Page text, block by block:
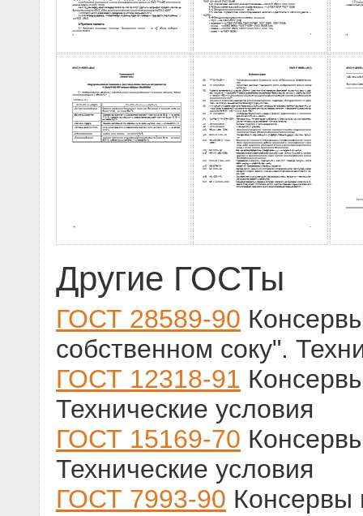
Другие ГОСТы
ГОСТ 28589-90
собственном соку".
ГОСТ 12318-91
Технические условия
ГОСТ 15169-70
Технические условия
ГОСТ 7993-90 Консервы